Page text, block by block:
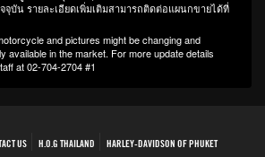
บัน รายละเอียดเพิ่มเติมสามารถติดต่อแผนกขายได้ที่
and pictures might be changing and
available in the market. For more update details
at 02-704-2704 #1
US H.O.G THAILAND HARLEY-DAVIDSON OF PHUKET